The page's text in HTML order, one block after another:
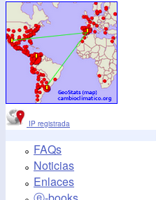
IP registrada
FAQs
Noticias
Enlaces